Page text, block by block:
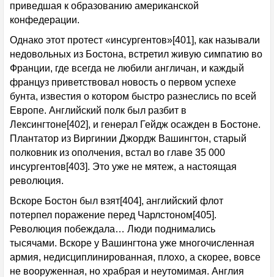
приведшая к образованию американской
конфедерации.
Однако этот протест «инсургентов»[401], как называли
недовольных из Бостона, встретил живую симпатию во
Франции, где всегда не любили англичан, и каждый
француз приветствовал новость о первом успехе
бунта, известия о котором быстро разнеслись по всей
Европе. Английский полк был разбит в
Лексингтоне[402], и генерал Гейдж осажден в Бостоне.
Плантатор из Виргинии Джордж Вашингтон, старый
полковник из ополчения, встал во главе 35 000
инсургентов[403]. Это уже не мятеж, а настоящая
революция.
Вскоре Бостон был взят[404], английский флот
потерпел поражение перед Чарлстоном[405].
Революция побеждала… Люди поднимались
тысячами. Вскоре у Вашингтона уже многочисленная
армия, недисциплинированная, плохо, а скорее, вовсе
не вооруженная, но храбрая и неутомимая. Англия